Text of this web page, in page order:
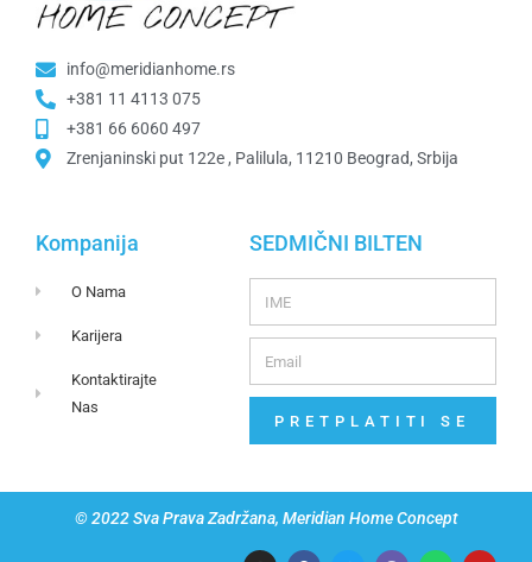
info@meridianhome.rs
+381 11 4113 075
+381 66 6060 497
Zrenjaninski put 122e , Palilula, 11210 Beograd, Srbija
Kompanija
O Nama
Karijera
Kontaktirajte
Nas
SEDMIČNI BILTEN
PRETPLATITI SE
© 2022 Sva Prava Zadržana, Meridian Home Concept